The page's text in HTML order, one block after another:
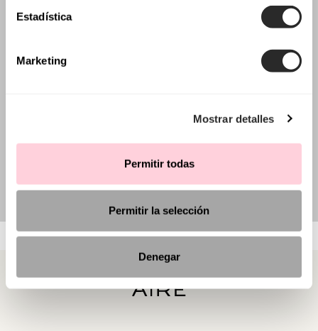
Estadística
Marketing
Mostrar detalles
Permitir todas
Permitir la selección
Denegar